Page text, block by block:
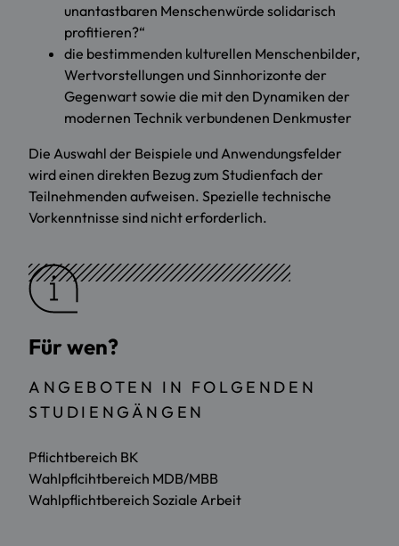
unantastbaren Menschenwürde solidarisch
profitieren?“
die bestimmenden kulturellen Menschenbilder,
Wertvorstellungen und Sinnhorizonte der
Gegenwart sowie die mit den Dynamiken der
modernen Technik verbundenen Denkmuster
Die Auswahl der Beispiele und Anwendungsfelder
wird einen direkten Bezug zum Studienfach der
Teilnehmenden aufweisen. Spezielle technische
Vorkenntnisse sind nicht erforderlich.
Für wen?
ANGEBOTEN IN FOLGENDEN
STUDIENGÄNGEN
Pflichtbereich BK
Wahlpflcihtbereich MDB/MBB
Wahlpflichtbereich Soziale Arbeit